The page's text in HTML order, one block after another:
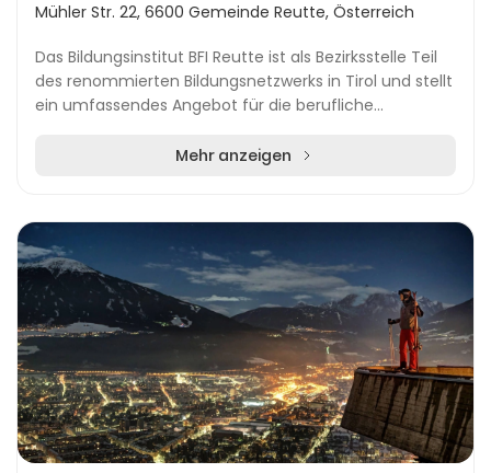
Mühler Str. 22, 6600 Gemeinde Reutte, Österreich
Das Bildungsinstitut BFI Reutte ist als Bezirksstelle Teil
des renommierten Bildungsnetzwerks in Tirol und stellt
ein umfassendes Angebot für die berufliche
Mehr anzeigen